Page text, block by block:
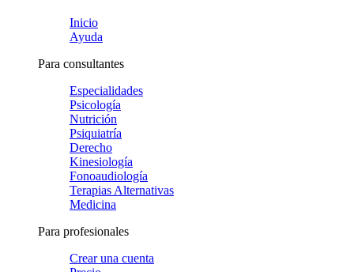
Inicio
Ayuda
Para consultantes
Especialidades
Psicología
Nutrición
Psiquiatría
Derecho
Kinesiología
Fonoaudiología
Terapias Alternativas
Medicina
Para profesionales
Crear una cuenta